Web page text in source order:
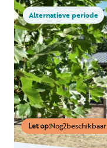
Let op:Nog2beschikbaar
Alternatieve periode